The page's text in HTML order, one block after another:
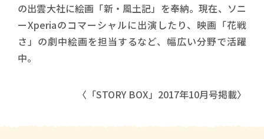
の出雲大社に絵画「新・風土記」を奉納。現在、ソニ
ーXperiaのコマーシャルに出演したり、映画「花戦
さ」の劇中絵画を担当するなど、幅広い分野で活躍
中。
〈「STORY BOX」2017年10月号掲載〉